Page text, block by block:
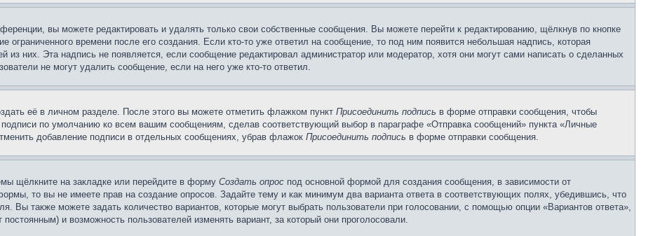
вы можете редактировать и удалять только свои собственные сообщения. Вы можете перейти к редактированию, щёлкнув по кнопке
ограниченного времени после его создания. Если кто-то уже ответил на сообщение, то под ним появится небольшая надпись, которая
из них. Эта надпись не появляется, если сообщение редактировал администратор или модератор, хотя они могут сами написать о сделанных
не могут удалить сообщение, если на него уже кто-то ответил.
её в личном разделе. После этого вы можете отметить флажком пункт Присоединить подпись в форме отправки сообщения, чтобы
по умолчанию ко всем вашим сообщениям, сделав соответствующий выбор в параграфе «Отправка сообщений» пункта «Личные
добавление подписи в отдельных сообщениях, убрав флажок Присоединить подпись в форме отправки сообщения.
щёлкните на закладке или перейдите в форму Создать опрос под основной формой для создания сообщения, в зависимости от
то вы не имеете прав на создание опросов. Задайте тему и как минимум два варианта ответа в соответствующих полях, убедившись, что
Вы также можете задать количество вариантов, которые могут выбрать пользователи при голосовании, с помощью опции «Вариантов ответа»,
и возможность пользователей изменять вариант, за который они проголосовали.